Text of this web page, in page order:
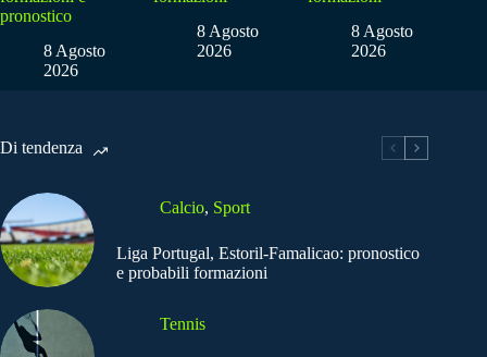
pronostico
8 Agosto
2026
8 Agosto
2026
8 Agosto
2026
Di tendenza
Calcio, Sport
Liga Portugal, Estoril-Famalicao: pronostico
e probabili formazioni
Tennis